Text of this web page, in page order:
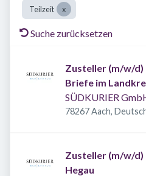
Teilzeit
Suche zurücksetzen
Zusteller (m/w/
Briefe im
SÜDKURIER
78267 Aach,
Zusteller (m/w/
Hegau